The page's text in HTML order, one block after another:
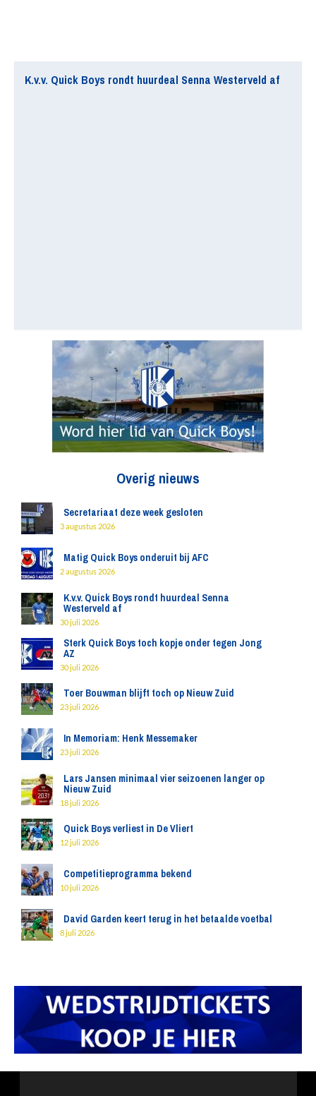
K.v.v. Quick Boys rondt huurdeal Senna Westerveld af
Overig nieuws
Secretariaat deze week gesloten
3 augustus 2026
Matig Quick Boys onderuit bij AFC
2 augustus 2026
K.v.v. Quick Boys rondt huurdeal Senna
Westerveld af
30 juli 2026
Sterk Quick Boys toch kopje onder tegen Jong
AZ
30 juli 2026
Toer Bouwman blijft toch op Nieuw Zuid
23 juli 2026
In Memoriam: Henk Messemaker
23 juli 2026
Lars Jansen minimaal vier seizoenen langer op
Nieuw Zuid
18 juli 2026
Quick Boys verliest in De Vliert
12 juli 2026
Competitieprogramma bekend
10 juli 2026
David Garden keert terug in het betaalde voetbal
8 juli 2026